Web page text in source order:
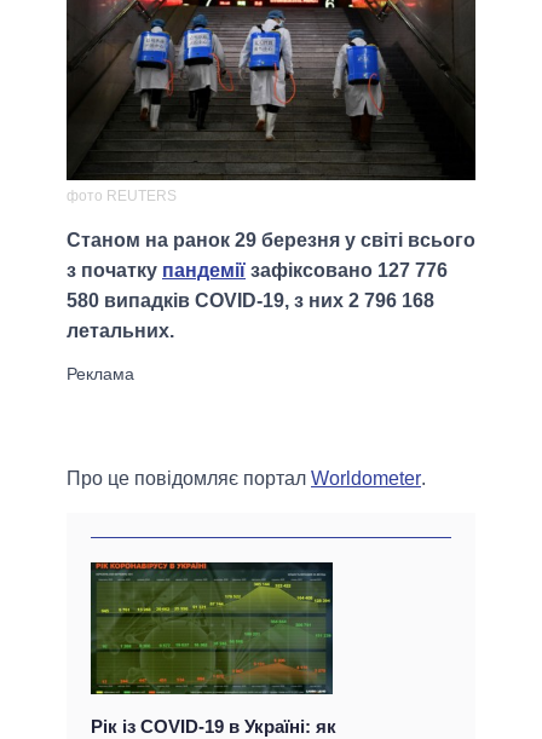
фото REUTERS
Станом на ранок 29 березня у світі всього
з початку пандемії зафіксовано 127 776
580 випадків COVID-19, з них 2 796 168
летальних.
Про це повідомляє портал Worldometer.
Рік із COVID-19 в Україні: як